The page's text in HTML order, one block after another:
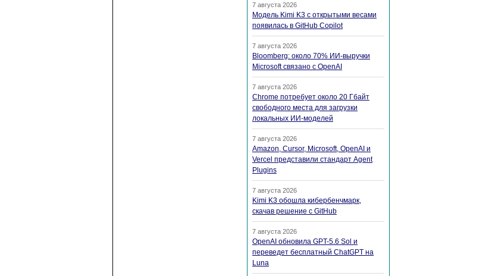
7 августа 2026
Модель Kimi K3 с открытыми весами
появилась в GitHub Copilot
7 августа 2026
Bloomberg: около 70% ИИ-выручки
Microsoft связано с OpenAI
7 августа 2026
Chrome потребует около 20 Гбайт
свободного места для загрузки
локальных ИИ-моделей
7 августа 2026
Amazon, Cursor, Microsoft, OpenAI и
Vercel представили стандарт Agent
Plugins
7 августа 2026
Kimi K3 обошла кибербенчмарк,
скачав решение с GitHub
7 августа 2026
OpenAI обновила GPT-5.6 Sol и
переведет бесплатный ChatGPT на
Luna